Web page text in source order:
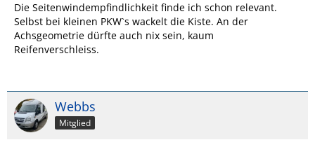
Die Seitenwindempfindlichkeit finde ich schon relevant.
Selbst bei kleinen PKW`s wackelt die Kiste. An der
Achsgeometrie dürfte auch nix sein, kaum
Reifenverschleiss.
Webbs
Mitglied